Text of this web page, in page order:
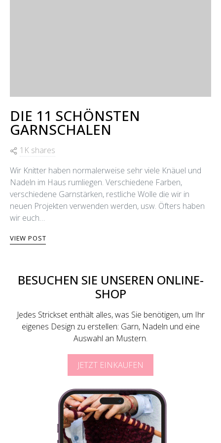
DIE 11 SCHÖNSTEN
GARNSCHALEN
1K shares
Wir Knitter haben normalerweise sehr viele Knäuel und
Nadeln im Haus rumliegen. Verschiedene Farben,
verschiedene Garnstärken, restliche Wolle die wir in
neuen Projekten verwenden werden, usw. Öfters haben
wir euch…
VIEW POST
BESUCHEN SIE UNSEREN ONLINE-
SHOP
Jedes Strickset enthält alles, was Sie benötigen, um Ihr
eigenes Design zu erstellen: Garn, Nadeln und eine
Auswahl an Mustern.
JETZT EINKAUFEN